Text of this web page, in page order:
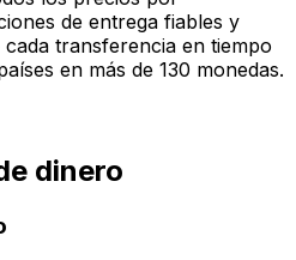
de entrega fiables y
transferencia en tiempo
en más de 130 monedas.
dinero